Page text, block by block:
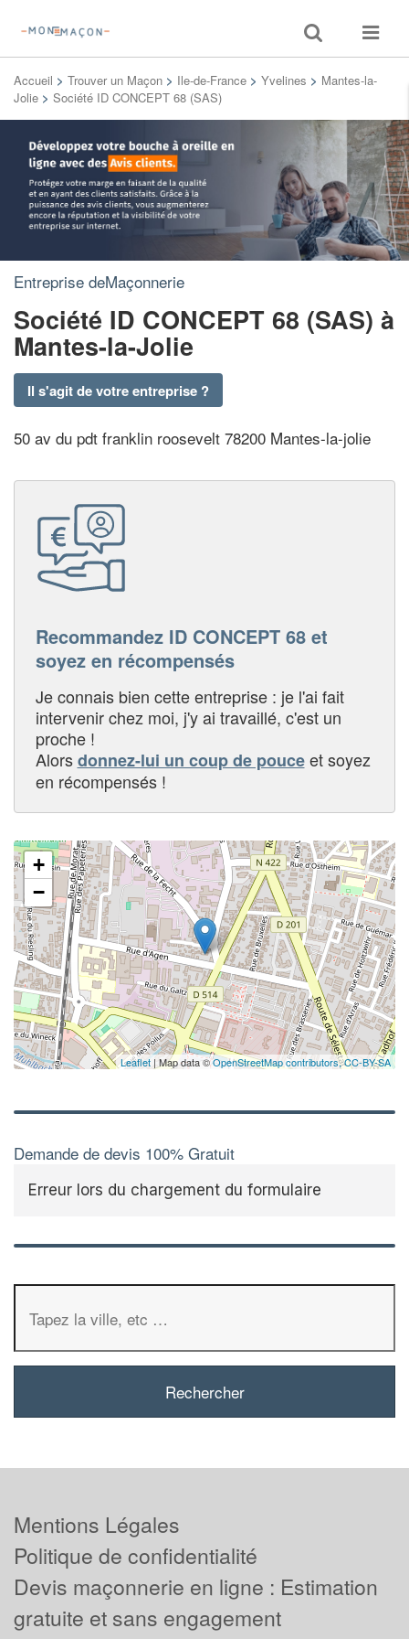
Toggle
search
Toggle
Accueil > Trouver un Maçon > Ile-de-France > Yvelines > Mantes-la-
Jolie > Société ID CONCEPT 68 (SAS)
Entreprise deMaçonnerie
Société ID CONCEPT 68 (SAS) à
Mantes-la-Jolie
Il s'agit de votre entreprise ?
50 av du pdt franklin roosevelt 78200 Mantes-la-jolie
Recommandez ID CONCEPT 68 et
soyez en récompensés
Je connais bien cette entreprise : je l'ai fait
intervenir chez moi, j'y ai travaillé, c'est un
proche !
Alorsdonnez-lui un coup de pouceet soyez
en récompensés !
+
−
Leaflet | Map data ©OpenStreetMap contributors,CC-BY-SA
Demande de devis 100% Gratuit
Erreur lors du chargement du formulaire
Mentions Légales
Politique de confidentialité
Devis maçonnerie en ligne : Estimation
gratuite et sans engagement